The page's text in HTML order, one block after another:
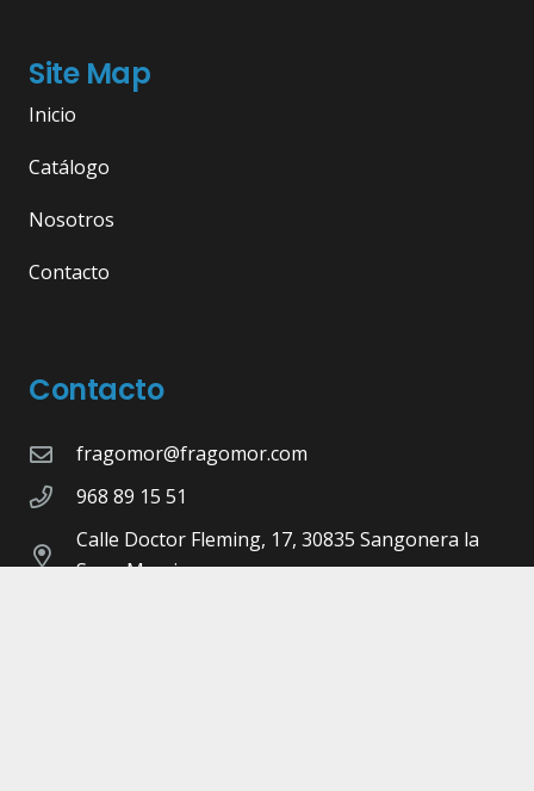
Site Map
Inicio
Catálogo
Nosotros
Contacto
Contacto
fragomor@fragomor.com
968 89 15 51
Calle Doctor Fleming, 17, 30835 Sangonera la
Seca, Murcia